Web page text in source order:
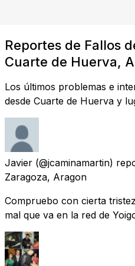
Reportes de Fallos
Cuarte de Huerva,
Los últimos problemas e
desde Cuarte de Huerva y
Javier (@jcaminamartin)
Zaragoza, Aragon
Compruebo con cierta
mal que va en la red de